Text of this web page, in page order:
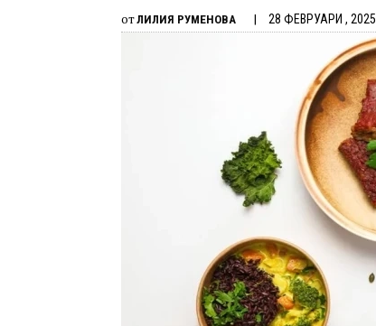
отЛИЛИЯ РУМЕНОВА 28 ФЕВРУАРИ , 2025